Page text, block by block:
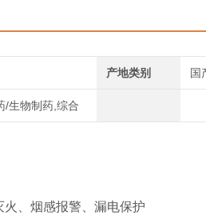
产地类别 国
/生物制药,综合
、烟感报警、漏电保护